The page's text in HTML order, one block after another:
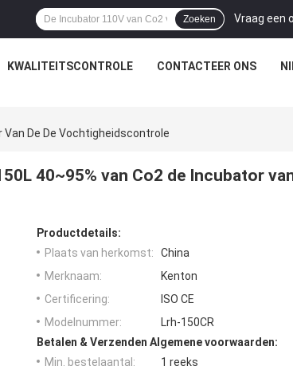
Vraag een
Zoeken
KWALITEITSCONTROLE CONTACTEER ONS
Van De De Vochtigheidscontrole
40~95% van Co2 de Incubator
Productdetails:
Plaats van herkomst:
China
Merknaam:
Kenton
Certificering:
ISO CE
Modelnummer:
Lrh-150CR
Betalen & Verzenden Algemene voorwaarden:
Min. bestelaantal:
1 reeks